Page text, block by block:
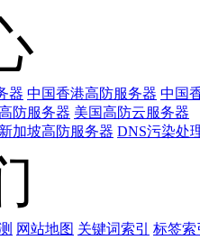
器 中国香港高防服务器 中国
防服务器 美国高防云服务器
新加坡高防服务器 DNS污染处
网站地图 关键词索引 标签索